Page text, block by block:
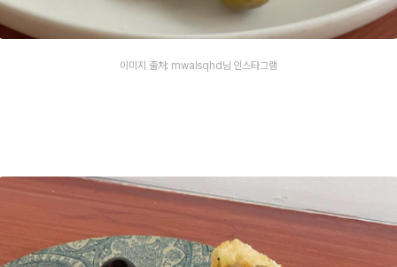
이미지 출처: mwalsqhd님 인스타그램